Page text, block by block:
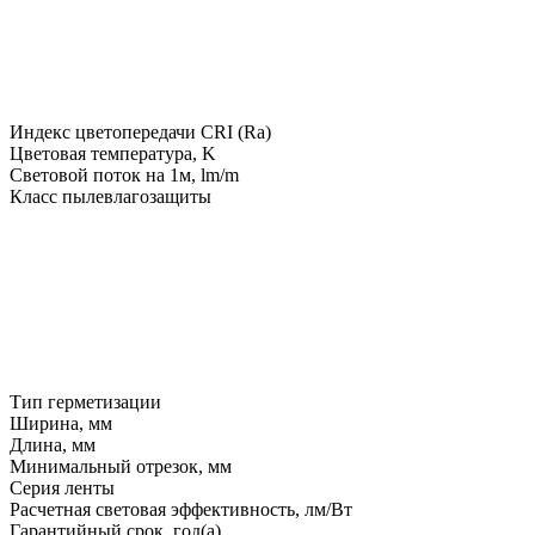
Индекс цветопередачи CRI (Ra)
Цветовая температура, K
Световой поток на 1м, lm/m
Класс пылевлагозащиты
Тип герметизации
Ширина, мм
Длина, мм
Минимальный отрезок, мм
Серия ленты
Расчетная световая эффективность, лм/Вт
Гарантийный срок, год(а)